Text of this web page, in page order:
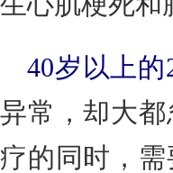
40岁以上
异常，却大
疗的同时，